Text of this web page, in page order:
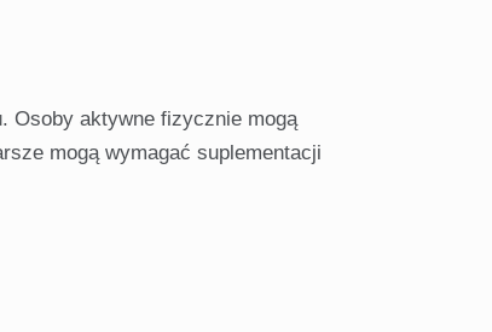
Osoby aktywne fizycznie mogą
mogą wymagać suplementacji